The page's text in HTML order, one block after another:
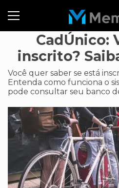
CadÚnico:
inscrito?
Você quer saber se está
Entenda como funciona o
pode consultar seu banco